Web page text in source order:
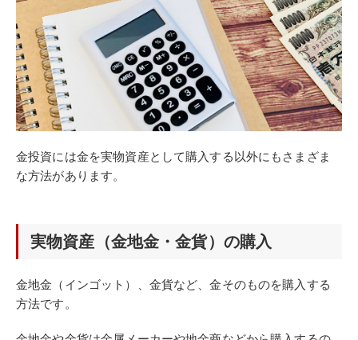
金投資には金を実物資産として購入する以外にもさまざま
な方法があります。
実物資産（金地金・金貨）の購入
金地金（インゴット）、金貨など、金そのものを購入する
方法です。